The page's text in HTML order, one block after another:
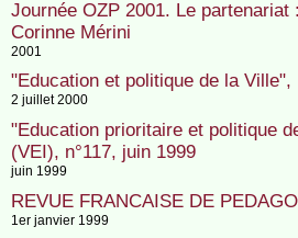
Journée OZP 2001. Le
Corinne Mérini
2001
"Education et politique de la
2 juillet 2000
"Education prioritaire et politique
(VEI), n°117, juin 1999
juin 1999
REVUE FRANCAISE DE
1er janvier 1999